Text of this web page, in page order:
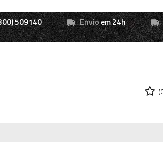
509140 Envioem 24h